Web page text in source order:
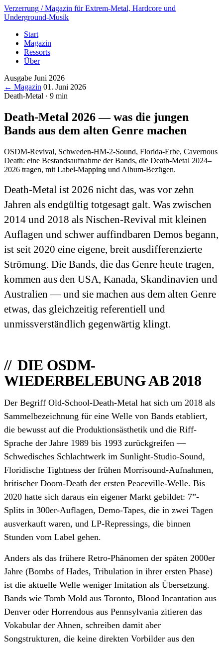
Verzerrung / Magazin für Extrem-Metal, Hardcore und
Underground-Musik
Start
Magazin
Ressorts
Über
Ausgabe Juni 2026
← Magazin 01. Juni 2026
Death-Metal · 9 min
Death-Metal 2026 — was die jungen
Bands aus dem alten Genre machen
OSDM-Revival, Schweden-HM-2-Sound, Florida-Erbe, Cavernous
Death: eine Bestandsaufnahme der Bands, die Death-Metal 2024–
2026 tragen, mit Label-Mapping und Album-Bezügen.
Death-Metal ist 2026 nicht das, was vor zehn
Jahren als endgültig totgesagt galt. Was zwischen
2014 und 2018 als Nischen-Revival mit kleinen
Auflagen und schwer auffindbaren Demos begann,
ist seit 2020 eine eigene, breit ausdifferenzierte
Strömung. Die Bands, die das Genre heute tragen,
kommen aus den USA, Kanada, Skandinavien und
Australien — und sie machen aus dem alten Genre
etwas, das gleichzeitig referentiell und
unmissverständlich gegenwärtig klingt.
DIE OSDM-
WIEDERBELEBUNG AB 2018
Der Begriff Old-School-Death-Metal hat sich um 2018 als
Sammelbezeichnung für eine Welle von Bands etabliert,
die bewusst auf die Produktionsästhetik und die Riff-
Sprache der Jahre 1989 bis 1993 zurückgreifen —
Schwedisches Schlachtwerk im Sunlight-Studio-Sound,
Floridische Tightness der frühen Morrisound-Aufnahmen,
britischer Doom-Death der ersten Peaceville-Welle. Bis
2020 hatte sich daraus ein eigener Markt gebildet: 7”-
Splits in 300er-Auflagen, Demo-Tapes, die in zwei Tagen
ausverkauft waren, und LP-Repressings, die binnen
Stunden vom Label gehen.
Anders als das frühere Retro-Phänomen der späten 2000er
Jahre (Bombs of Hades, Tribulation in ihrer ersten Phase)
ist die aktuelle Welle weniger Imitation als Übersetzung.
Bands wie Tomb Mold aus Toronto, Blood Incantation aus
Denver oder Horrendous aus Pennsylvania zitieren das
Vokabular der Ahnen, schreiben damit aber
Songstrukturen, die keine direkten Vorbilder aus den